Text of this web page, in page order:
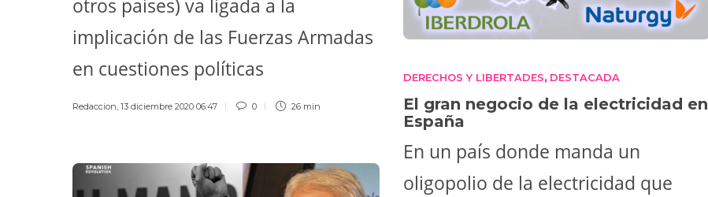
otros países) va ligada a la
implicación de las Fuerzas Armadas
en cuestiones políticas
Redaccion, 13 diciembre 2020 06:47 0 26 min
DERECHOS Y LIBERTADES, DESTACADA
El gran negocio de la electricidad en
España
En un país donde manda un
oligopolio de la electricidad que